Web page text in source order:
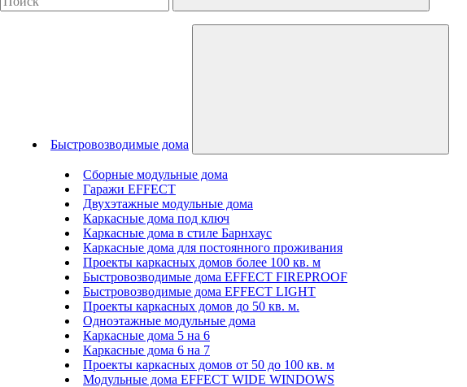
Быстровозводимые дома
Сборные модульные дома
Гаражи EFFECT
Двухэтажные модульные дома
Каркасные дома под ключ
Каркасные дома в стиле Барнхаус
Каркасные дома для постоянного проживания
Проекты каркасных домов более 100 кв. м
Быстровозводимые дома EFFECT FIREPROOF
Быстровозводимые дома EFFECT LIGHT
Проекты каркасных домов до 50 кв. м.
Одноэтажные модульные дома
Каркасные дома 5 на 6
Каркасные дома 6 на 7
Проекты каркасных домов от 50 до 100 кв. м
Модульные дома EFFECT WIDE WINDOWS